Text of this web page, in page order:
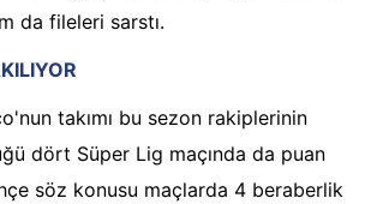
da fileleri sarstı.
takımı bu sezon rakiplerinin
dört Süper Lig maçında da puan
söz konusu maçlarda 4 beraberlik